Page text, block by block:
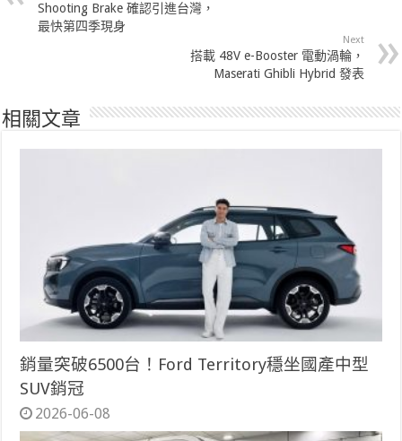
Shooting Brake 確認引進台灣，
最快第四季現身
Next
搭載 48V e-Booster 電動渦輪，
Maserati Ghibli Hybrid 發表
相關文章
銷量突破6500台！Ford Territory穩坐國產中型
SUV銷冠
2026-06-08